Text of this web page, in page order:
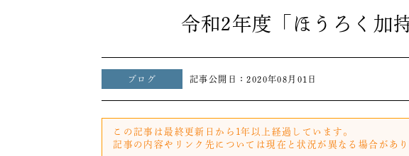
令和2年度「ほうろく加
ブログ 記事公開日：2020年08月01日
この記事は最終更新日から1年以上経過しています。
記事の内容やリンク先については現在と状況が異なる場合があ